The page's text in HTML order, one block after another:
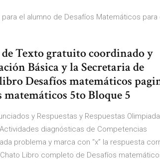
el alumno de Desafíos Matemáticos para
Texto gratuito coordinado y
Básica y la Secretaria de
Desafíos matemáticos
matemáticos 5to Bloque 5
y Respuestas y Respuestas Olimpiada
diagnósticas de Competencias
problema y marca con “x” la respuesta
Libro completo de Desafíos